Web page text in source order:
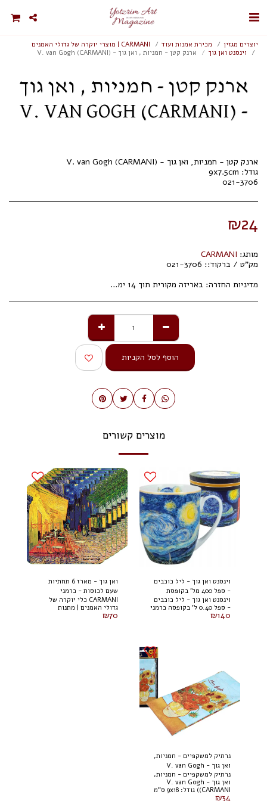
יוצרים מגזין מכירת אמנות ועוד
CARMANI | מוצרי יוקרה של גדולי האמנים
וינסנט ואן גוך
ארנק קטן - חמניות , ואן גוך - V. van Gogh (CARMANI)
ארנק קטן - חמניות , ואן גוך
- V. VAN GOGH (CARMANI)
021-3706
₪24
מותג: CARMANI
מק"ט / ברקוד:: 021-3706
מדיניות החזרה: באריזה מקורית תוך 14 ימי עסקים.
הוסף לסל הקניות
מוצרים קשורים
וינסנט ואן גוך - ליל כוכבים
- ספל 400 מל' בקופסת
קרטון כרמני
וינסנט ואן גוך - ליל כוכבים
- ספל 0.40 ל' בקופסה כרמני
₪140
ואן גוך - מארז 6 תחתיות
שעם לכוסות - כרמני
CARMANI כלי יוקרה של
גדולי האמנים | מתנות
₪70
נרתיק למשקפיים - חמניות,
ואן גוך - V. van Gogh
(CARMANI)
נרתיק למשקפיים - חמניות,
ואן גוך - V. van Gogh
(CARMANI) גודל: 9x18 ס"מ
021-8301
₪34